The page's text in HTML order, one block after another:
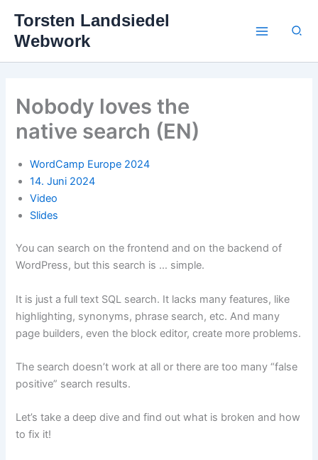
Inhalt
springen
Torsten Landsiedel
Webwork
Nobody loves the
native search (EN)
WordCamp Europe 2024
14. Juni 2024
Video
Slides
You can search on the frontend and on the backend of
WordPress, but this search is … simple.
It is just a full text SQL search. It lacks many features, like
highlighting, synonyms, phrase search, etc. And many
page builders, even the block editor, create more problems.
The search doesn’t work at all or there are too many “false
positive” search results.
Let’s take a deep dive and find out what is broken and how
to fix it!